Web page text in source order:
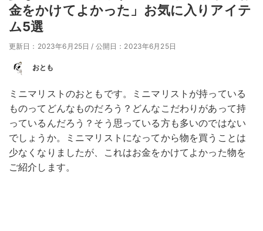
金をかけてよかった」お気に入りアイテ
ム5選
更新日：2023年6月25日 / 公開日：2023年6月25日
おとも
ミニマリストのおともです。ミニマリストが持っている
ものってどんなものだろう？どんなこだわりがあって持
っているんだろう？そう思っている方も多いのではない
でしょうか。ミニマリストになってから物を買うことは
少なくなりましたが、これはお金をかけてよかった物を
ご紹介します。